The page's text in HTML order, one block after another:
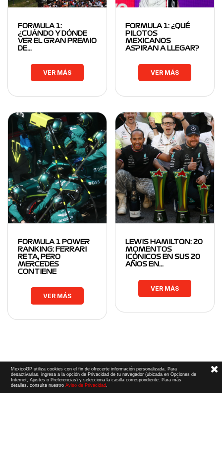
FORMULA 1:
¿CUÁNDO Y DÓNDE
VER EL GRAN PREMIO
DE…
VER MÁS
FORMULA 1: ¿QUÉ
PILOTOS
MEXICANOS
ASPIRAN A LLEGAR?
VER MÁS
FORMULA 1 POWER
RANKING: FERRARI
RETA, PERO
MERCEDES
CONTIENE
VER MÁS
LEWIS HAMILTON: 20
MOMENTOS
ICÓNICOS EN SUS 20
AÑOS EN…
VER MÁS
MexicoGP utiliza cookies con el fin de ofrecerte información personalizada. Para
desactivarlas, ingresa a la opción de Privacidad de tu navegador (ubicada en Opciones de
Internet, Ajustes o Preferencias) y selecciona la casilla correspondiente. Para más
detalles, consulta nuestroAviso de Privacidad.